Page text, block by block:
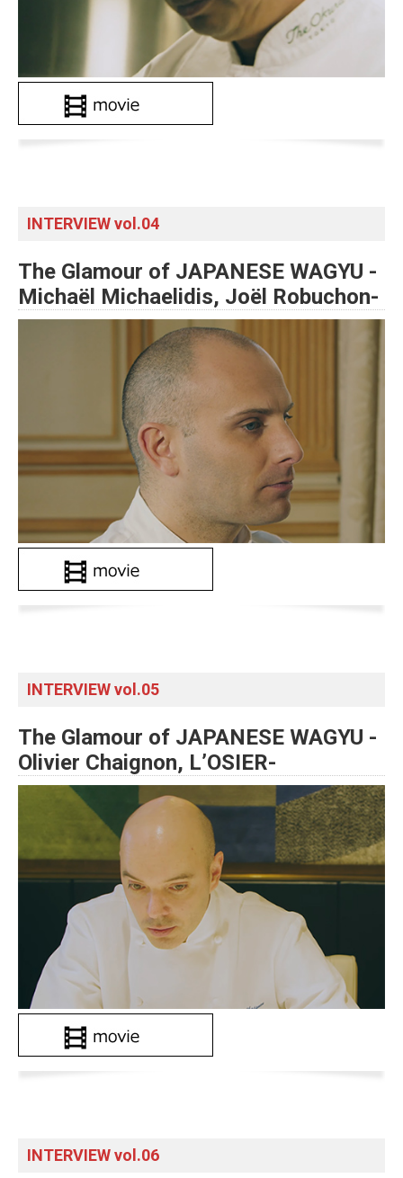
INTERVIEW vol.04
The Glamour of JAPANESE WAGYU -
Michaël Michaelidis, Joël Robuchon-
INTERVIEW vol.05
The Glamour of JAPANESE WAGYU -
Olivier Chaignon, L’OSIER-
INTERVIEW vol.06